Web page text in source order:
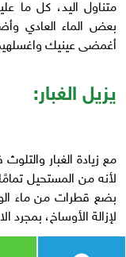
متناول اليد، كل ما
بعض الماء العادي
أغمضى عينيك
يزيل الغبار:
مع زيادة الغبار
لأنه من المستحيل
بضع قطرات من ماء
لإزالة الأوساخ، بمجرد